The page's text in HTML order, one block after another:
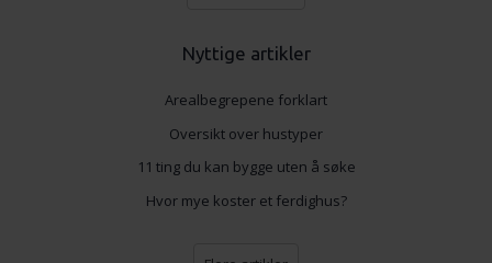
Nyttige artikler
Arealbegrepene forklart
Oversikt over hustyper
11 ting du kan bygge uten å søke
Hvor mye koster et ferdighus?